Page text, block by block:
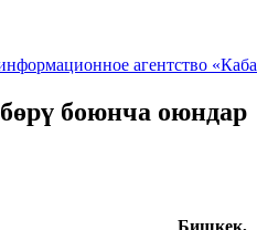
боюнча оюндар
Бишкек,